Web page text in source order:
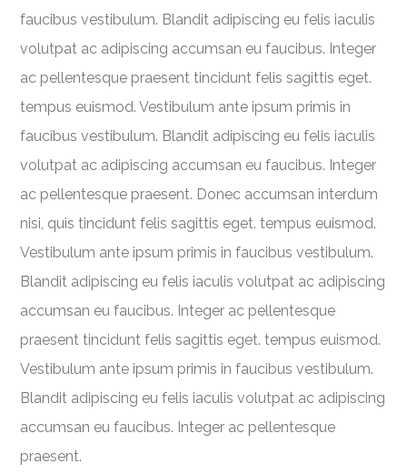
faucibus vestibulum. Blandit adipiscing eu felis iaculis
volutpat ac adipiscing accumsan eu faucibus. Integer
ac pellentesque praesent tincidunt felis sagittis eget.
tempus euismod. Vestibulum ante ipsum primis in
faucibus vestibulum. Blandit adipiscing eu felis iaculis
volutpat ac adipiscing accumsan eu faucibus. Integer
ac pellentesque praesent. Donec accumsan interdum
nisi, quis tincidunt felis sagittis eget. tempus euismod.
Vestibulum ante ipsum primis in faucibus vestibulum.
Blandit adipiscing eu felis iaculis volutpat ac adipiscing
accumsan eu faucibus. Integer ac pellentesque
praesent tincidunt felis sagittis eget. tempus euismod.
Vestibulum ante ipsum primis in faucibus vestibulum.
Blandit adipiscing eu felis iaculis volutpat ac adipiscing
accumsan eu faucibus. Integer ac pellentesque
praesent.